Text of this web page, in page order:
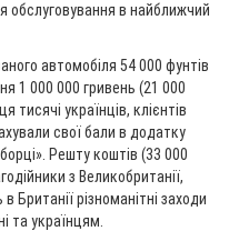
обслуговування в найближчий
автомобіля 54 000 фунтів
1 000 000 гривень (21 000
тисячі українців, клієнтів
свої бали в додатку
Решту коштів (33 000
з Великобританії,
Британії різноманітні заходи
та українцям.